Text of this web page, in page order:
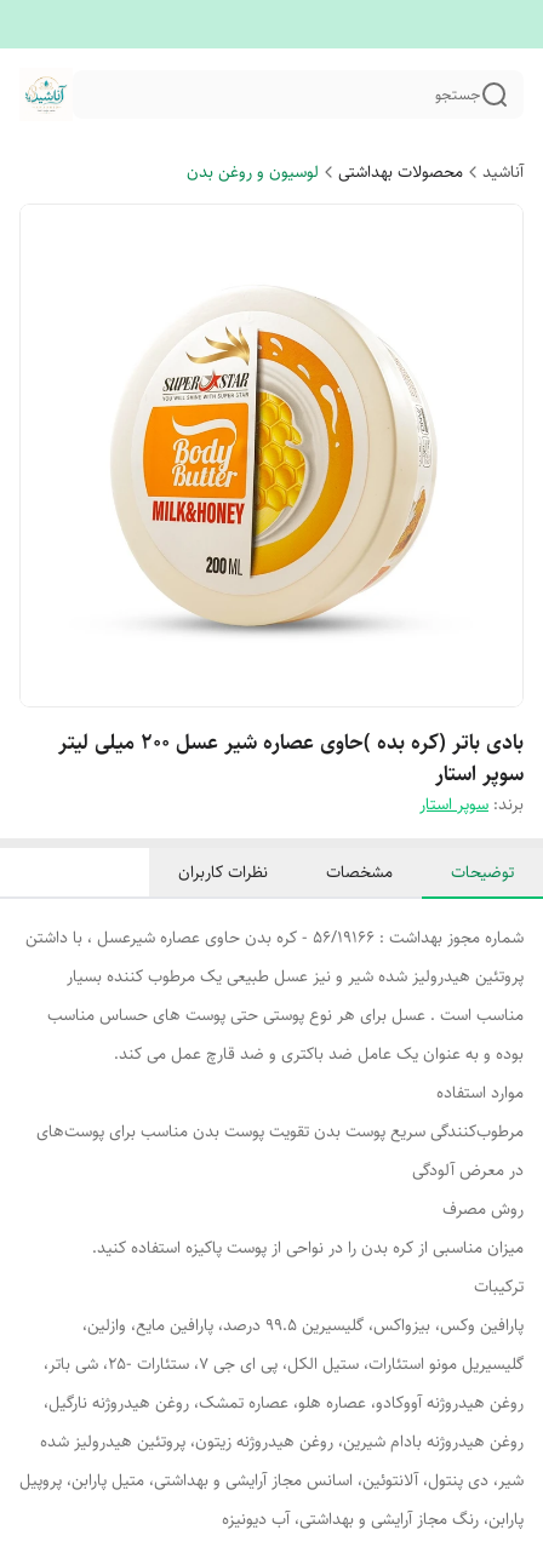
جستجو
آناشید محصولات بهداشتی لوسیون و روغن بدن
بادی باتر (کره بده )حاوی عصاره شیر عسل ۲۰۰ میلی لیتر
سوپر استار
برند: سوپر استار
توضیحات مشخصات نظرات کاربران
شماره مجوز بهداشت : 56/19166 - کره بدن حاوی عصاره شیرعسل ، با داشتن
پروتئین هیدرولیز شده شیر و نیز عسل طبیعی یک مرطوب کننده بسیار
مناسب است . عسل برای هر نوع پوستی حتی پوست های حساس مناسب
بوده و به عنوان یک عامل ضد باکتری و ضد قارچ عمل می کند.
موارد استفاده
مرطوب‌کنندگی سریع پوست بدن تقویت پوست بدن مناسب برای پوست‌های
در معرض آلودگی
روش مصرف
میزان مناسبی از کره بدن را در نواحی از پوست پاکیزه استفاده کنید.
ترکیبات
پارافین وکس، بیزواکس، گلیسیرین 99.5 درصد، پارافین مایع، وازلین،
گلیسیریل مونو استئارات، ستیل الکل، پی ای جی 7، ستئارات -25، شی باتر،
روغن هیدروژنه آووکادو، عصاره هلو، عصاره تمشک، روغن هیدروژنه نارگیل،
روغن هیدروژنه بادام شیرین، روغن هیدروژنه زیتون، پروتئین هیدرولیز شده
شیر، دی پنتول، آلانتوئین، اسانس مجاز آرایشی و بهداشتی، متیل پارابن، پروپیل
پارابن، رنگ مجاز آرایشی و بهداشتی، آب دیونیزه